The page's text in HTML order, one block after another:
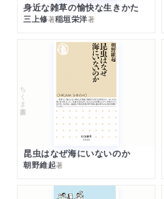
身近な雑草の愉快な生きかた
三上修著稲垣栄洋著
ちくま新書
昆虫はなぜ海にいないのか
朝野維起著